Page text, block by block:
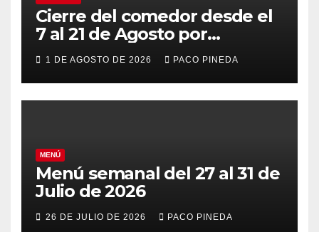
Cierre del comedor desde el
7 al 21 de Agosto por
vacaciones
1 DE AGOSTO DE 2026 PACO PINEDA
MENÚ
Menú semanal del 27 al 31 de
Julio de 2026
26 DE JULIO DE 2026 PACO PINEDA